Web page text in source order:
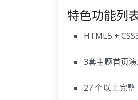
特色功能列
HTML5 +
3套主题首页
27 个以上完